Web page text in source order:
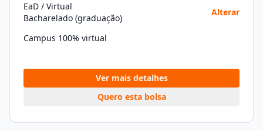
EaD / Virtual
Bacharelado (graduação)
Alterar
Campus 100% virtual
Ver mais detalhes
Quero esta bolsa